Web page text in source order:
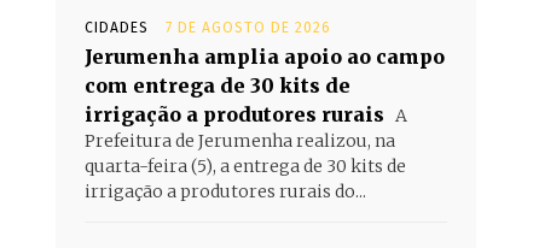
CIDADES 7 DE AGOSTO DE 2026
Jerumenha amplia apoio ao campo
com entrega de 30 kits de
irrigação a produtores rurais A
Prefeitura de Jerumenha realizou, na
quarta-feira (5), a entrega de 30 kits de
irrigação a produtores rurais do...